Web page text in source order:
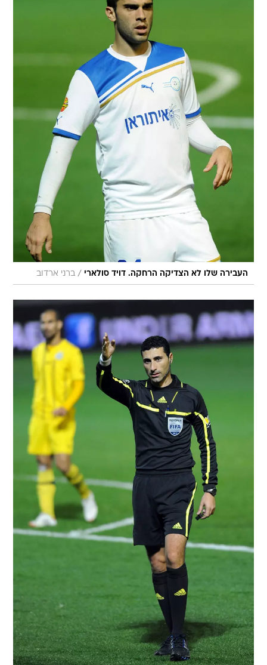
העבירה שלו לא הצדיקה הרחקה. דויד סולארי / ברני ארדוב